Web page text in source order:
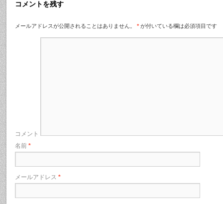
コメントを残す
メールアドレスが公開されることはありません。 * が付いている欄は必須項目です
コメント
名前 *
メールアドレス *